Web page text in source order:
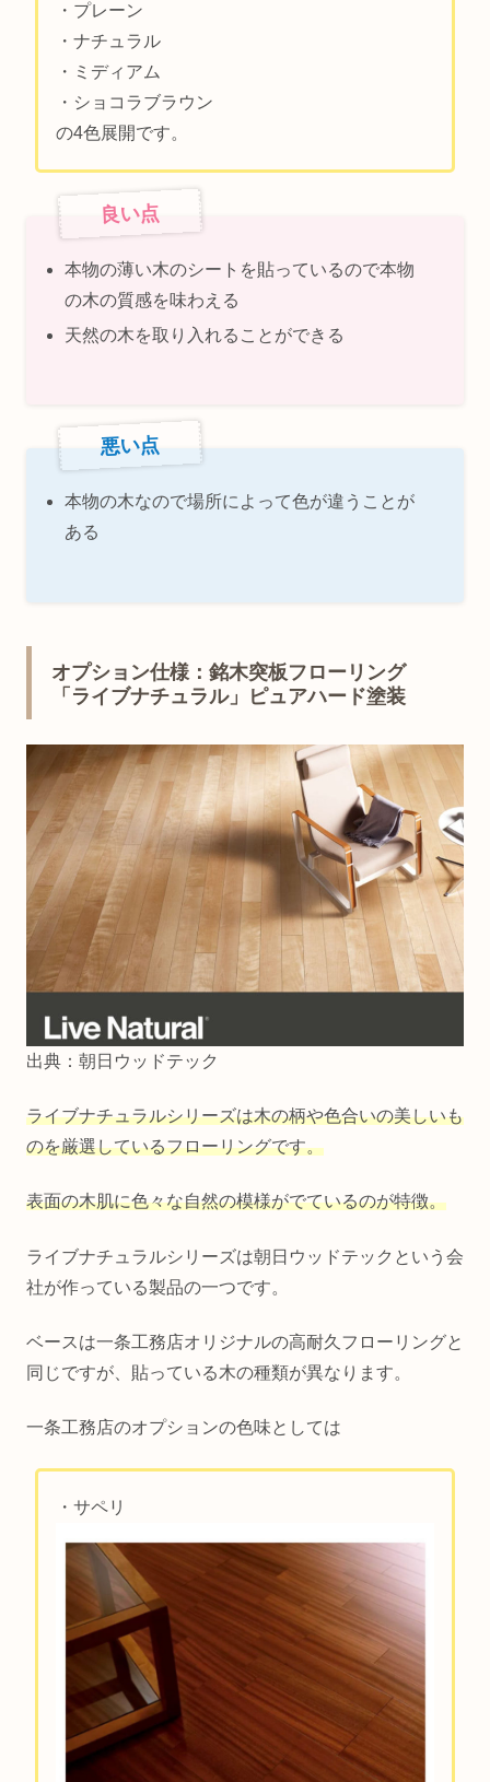
・プレーン
・ナチュラル
・ミディアム
・ショコラブラウン
の4色展開です。
良い点
本物の薄い木のシートを貼っているので本物
の木の質感を味わえる
天然の木を取り入れることができる
悪い点
本物の木なので場所によって色が違うことが
ある
オプション仕様：銘木突板フローリング
「ライブナチュラル」ピュアハード塗装
出典：朝日ウッドテック
ライブナチュラルシリーズは木の柄や色合いの美しいも
のを厳選しているフローリングです。
表面の木肌に色々な自然の模様がでているのが特徴。
ライブナチュラルシリーズは朝日ウッドテックという会
社が作っている製品の一つです。
ベースは一条工務店オリジナルの高耐久フローリングと
同じですが、貼っている木の種類が異なります。
一条工務店のオプションの色味としては
・サペリ